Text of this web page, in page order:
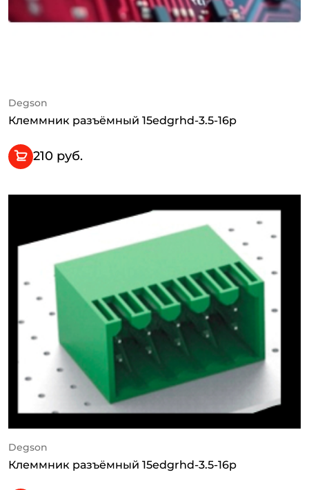
Degson
Клеммник разъёмный 15edgrhd-3.5-16p
210 руб.
Degson
Клеммник разъёмный 15edgrhd-3.5-16p